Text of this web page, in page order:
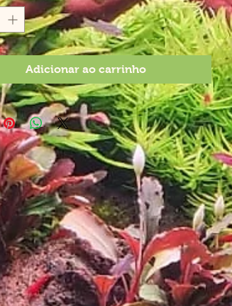
Adicionar ao carrinho